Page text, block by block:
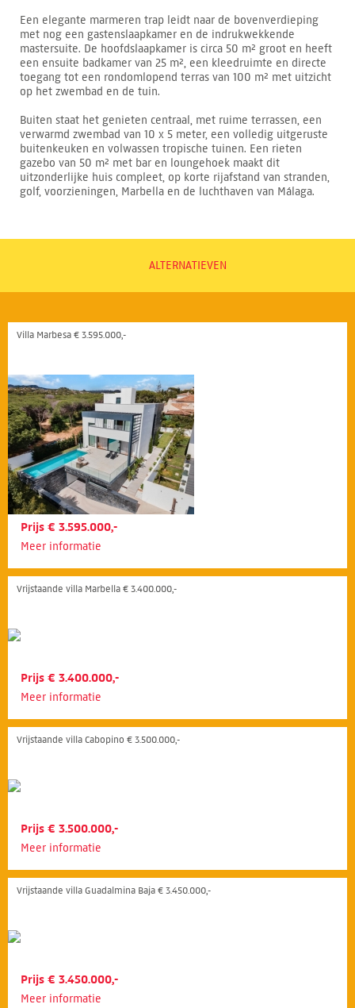
Een elegante marmeren trap leidt naar de bovenverdieping
met nog een gastenslaapkamer en de indrukwekkende
mastersuite. De hoofdslaapkamer is circa 50 m² groot en heeft
een ensuite badkamer van 25 m², een kleedruimte en directe
toegang tot een rondomlopend terras van 100 m² met uitzicht
op het zwembad en de tuin.
Buiten staat het genieten centraal, met ruime terrassen, een
verwarmd zwembad van 10 x 5 meter, een volledig uitgeruste
buitenkeuken en volwassen tropische tuinen. Een rieten
gazebo van 50 m² met bar en loungehoek maakt dit
uitzonderlijke huis compleet, op korte rijafstand van stranden,
golf, voorzieningen, Marbella en de luchthaven van Málaga.
ALTERNATIEVEN
Villa Marbesa € 3.595.000,-
Prijs € 3.595.000,-
Meer informatie
Vrijstaande villa Marbella € 3.400.000,-
Prijs € 3.400.000,-
Meer informatie
Vrijstaande villa Cabopino € 3.500.000,-
Prijs € 3.500.000,-
Meer informatie
Vrijstaande villa Guadalmina Baja € 3.450.000,-
Prijs € 3.450.000,-
Meer informatie